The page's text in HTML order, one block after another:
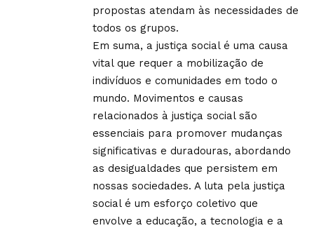
propostas atendam às necessidades de
todos os grupos.
Em suma, a justiça social é uma causa
vital que requer a mobilização de
indivíduos e comunidades em todo o
mundo. Movimentos e causas
relacionados à justiça social são
essenciais para promover mudanças
significativas e duradouras, abordando
as desigualdades que persistem em
nossas sociedades. A luta pela justiça
social é um esforço coletivo que
envolve a educação, a tecnologia e a